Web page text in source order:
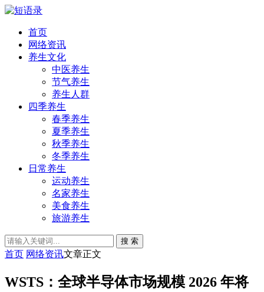
首页
网络资讯
养生文化
中医养生
节气养生
养生人群
四季养生
春季养生
夏季养生
秋季养生
冬季养生
日常养生
运动养生
名家养生
美食养生
旅游养生
搜 索
首页 网络资讯文章正文
WSTS：全球半导体市场规模 2026 年将